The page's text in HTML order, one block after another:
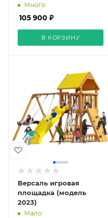
Много
105 900 ₽
В КОРЗИНУ
Версаль игровая
площадка (модель
2023)
Мало